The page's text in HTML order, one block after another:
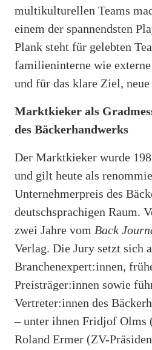
multikulturellen Teams
einem der spannendsten
Plank steht für gelebten
familieninterne wie
und für das klare Ziel, neue
Marktkieker als
des Bäckerhandwerks
Der Marktkieker wurde
und gilt heute als
Unternehmerpreis des
deutschsprachigen Raum.
zwei Jahre vom Back
Verlag. Die Jury setzt sich
Branchenexpert:innen,
Preisträger:innen sowie
Vertreter:innen des
– unter ihnen Fridjof Olms
Roland Ermer (ZV-